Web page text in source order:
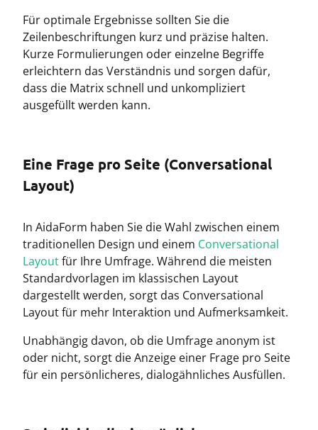
Für optimale Ergebnisse sollten Sie die
Zeilenbeschriftungen kurz und präzise halten.
Kurze Formulierungen oder einzelne Begriffe
erleichtern das Verständnis und sorgen dafür,
dass die Matrix schnell und unkompliziert
ausgefüllt werden kann.
Eine Frage pro Seite (Conversational
Layout)
In AidaForm haben Sie die Wahl zwischen einem
traditionellen Design und einem Conversational
Layoutfür Ihre Umfrage. Während die meisten
Standardvorlagen im klassischen Layout
dargestellt werden, sorgt das Conversational
Layout für mehr Interaktion und Aufmerksamkeit.
Unabhängig davon, ob die Umfrage anonym ist
oder nicht, sorgt die Anzeige einer Frage pro Seite
für ein persönlicheres, dialogähnliches Ausfüllen.